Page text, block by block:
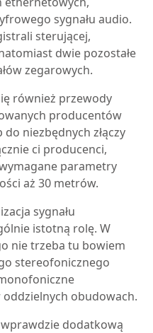
sygnału audio.
sterującej,
dwie pozostałe
zegarowych.
również przewody
producentów
niezbędnych złączy
ci producenci,
parametry
aż 30 metrów.
sygnału
istotną rolę. W
nie trzeba tu bowiem
stereofonicznego
obudowach.
dodatkową